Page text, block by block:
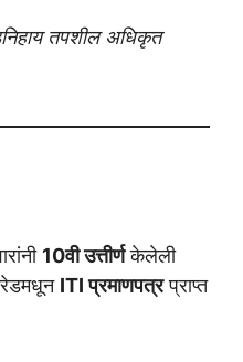
तपशील अधिकृत
10वी उत्तीर्णकेलेली
ITI प्रमाणपत्रप्राप्त